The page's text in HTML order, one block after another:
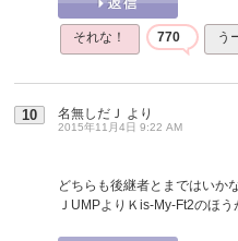
それな！ 770 う
10 名無しだＪ より
2015年11月4日 9:22 AM
どちらも後継者とまではいかな
ＪUMPよりＫis-My-Ft2のほ